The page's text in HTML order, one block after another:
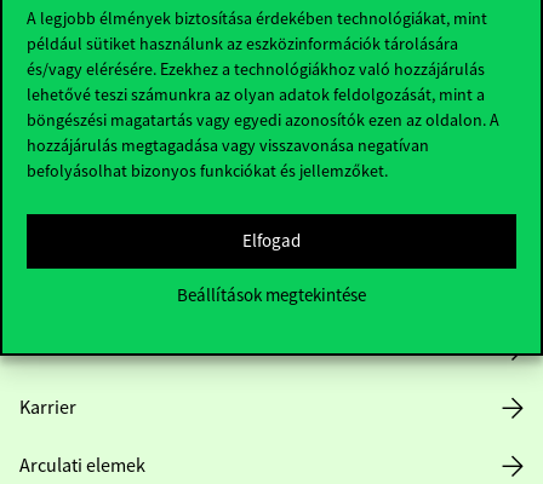
A legjobb élmények biztosítása érdekében technológiákat, mint
például sütiket használunk az eszközinformációk tárolására
és/vagy elérésére. Ezekhez a technológiákhoz való hozzájárulás
lehetővé teszi számunkra az olyan adatok feldolgozását, mint a
böngészési magatartás vagy egyedi azonosítók ezen az oldalon. A
hozzájárulás megtagadása vagy visszavonása negatívan
befolyásolhat bizonyos funkciókat és jellemzőket.
Elfogad
Beállítások megtekintése
Hasznos linkek
Közérdekű adatok
Karrier
Arculati elemek